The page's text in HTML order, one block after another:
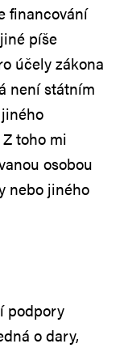
financování
píše
účely zákona
není státním
toho mi
osobou
nebo jiného
podpory
o dary,